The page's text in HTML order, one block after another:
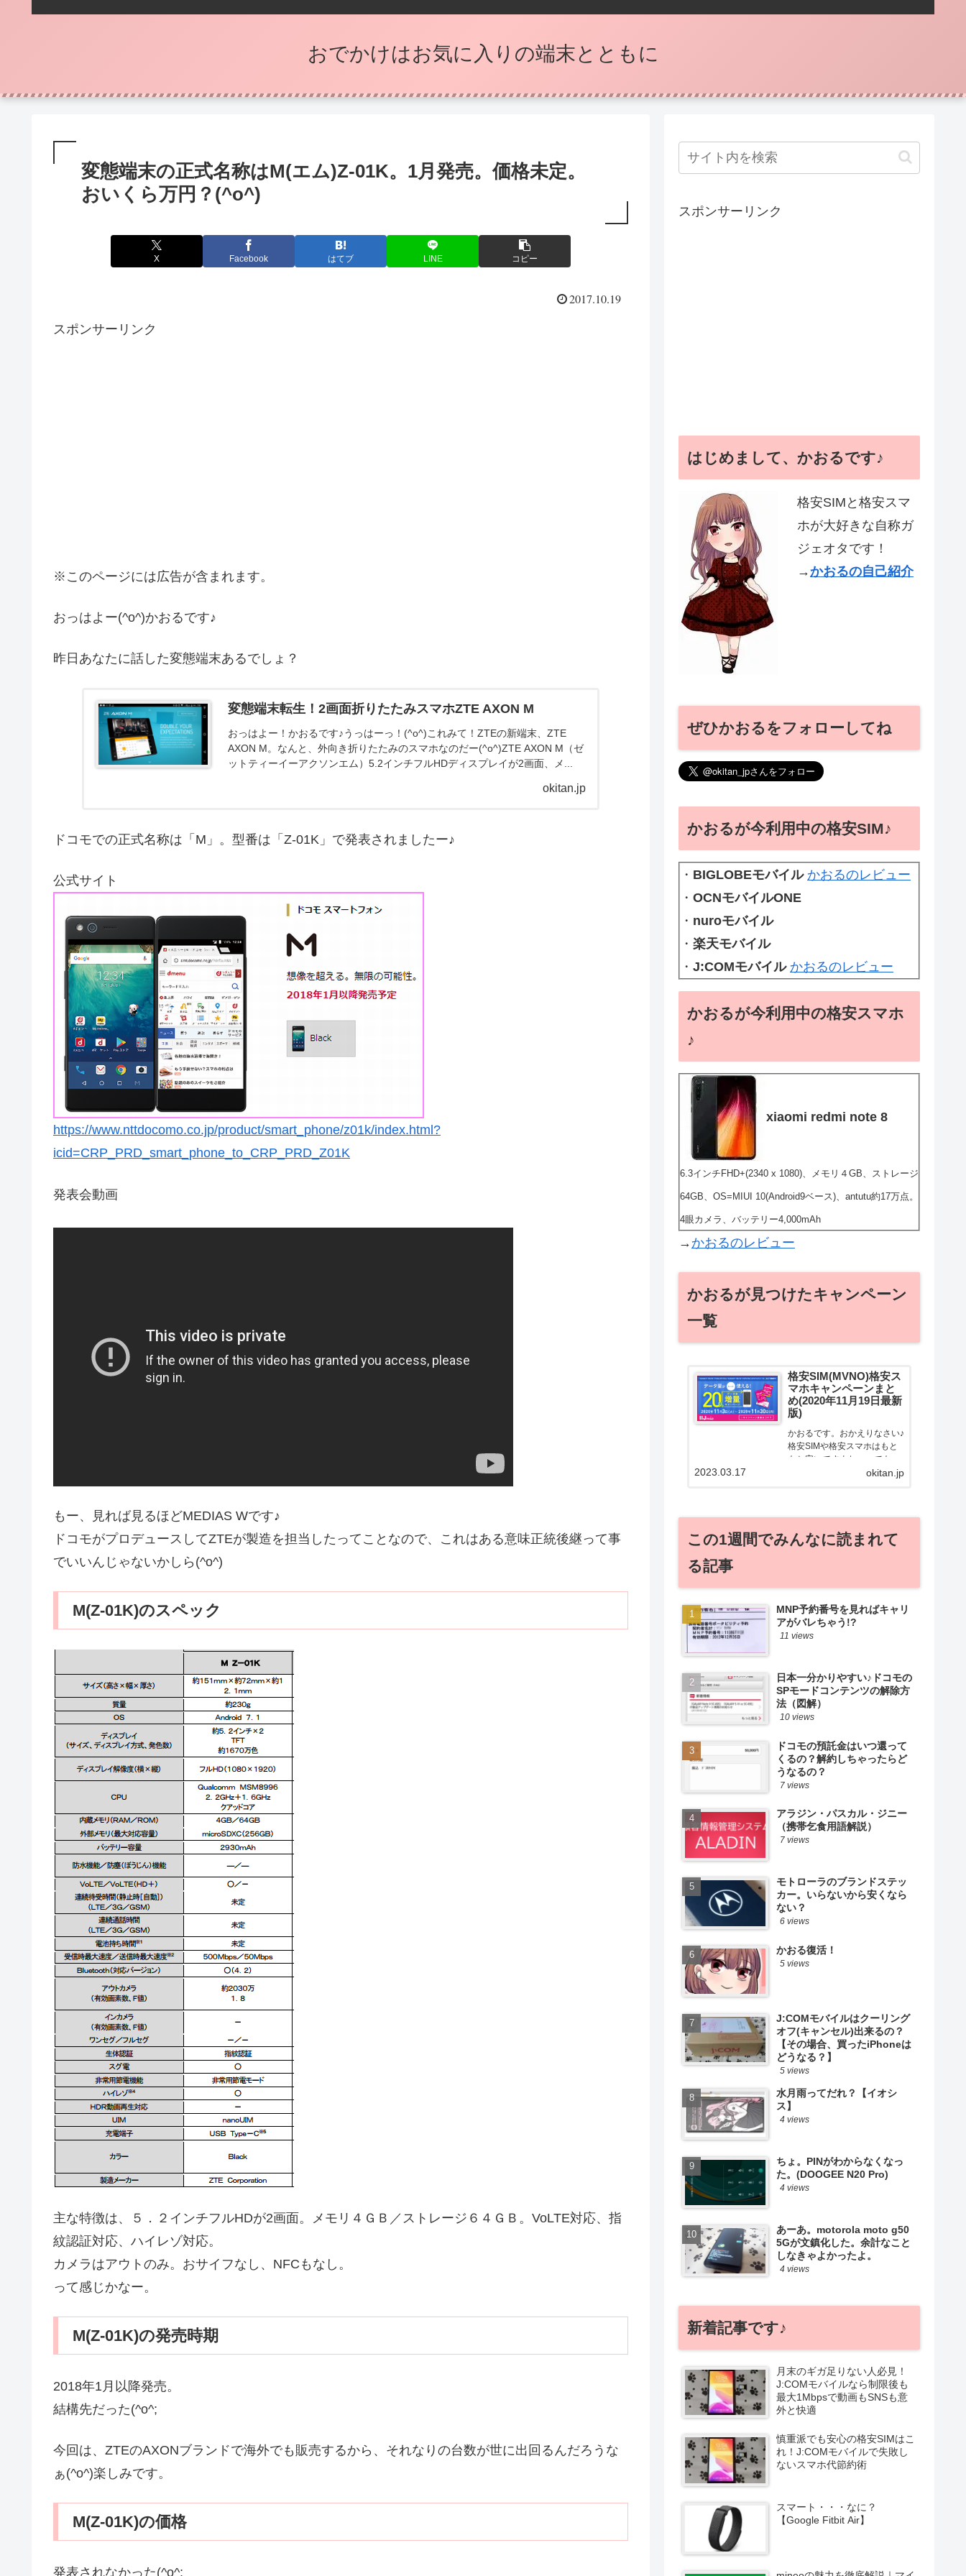
おでかけはお気に入りの端末とともに
変態端末の正式名称はM(エム)Z-01K。1月発売。価格未定。
おいくら万円？(^o^)
X Facebook はてブ LINE コピー
2017.10.19
スポンサーリンク
※このページには広告が含まれます。
おっはよー(^o^)かおるです♪
昨日あなたに話した変態端末あるでしょ？
変態端末転生！2画面折りたたみスマホZTE AXON M
おっはよー！かおるです♪うっはーっ！(^o^)これみて！ZTEの新端末、ZTE
AXON M。なんと、外向き折りたたみのスマホなのだー(^o^)ZTE AXON M（ゼ
ットティーイーアクソンエム）5.2インチフルHDディスプレイが2画面、メ...
okitan.jp
ドコモでの正式名称は「M」。型番は「Z-01K」で発表されましたー♪
公式サイト
https://www.nttdocomo.co.jp/product/smart_phone/z01k/index.html?
icid=CRP_PRD_smart_phone_to_CRP_PRD_Z01K
発表会動画
もー、見れば見るほどMEDIAS Wです♪
ドコモがプロデュースしてZTEが製造を担当したってことなので、これはある意味正統後継って事
でいいんじゃないかしら(^o^)
M(Z-01K)のスペック
主な特徴は、５．２インチフルHDが2画面。メモリ４ＧＢ／ストレージ６４ＧＢ。VoLTE対応、指
紋認証対応、ハイレゾ対応。
カメラはアウトのみ。おサイフなし、NFCもなし。
って感じかなー。
M(Z-01K)の発売時期
2018年1月以降発売。
結構先だった(^o^;
今回は、ZTEのAXONブランドで海外でも販売するから、それなりの台数が世に出回るんだろうな
ぁ(^o^)楽しみです。
M(Z-01K)の価格
発表されなかった(^o^;
スポンサーリンク
はじめまして、かおるです♪
格安SIMと格安スマ
ホが大好きな自称ガ
ジェオタです！
→かおるの自己紹介
ぜひかおるをフォローしてね
かおるが今利用中の格安SIM♪
・ BIGLOBEモバイル かおるのレビュー
・ OCNモバイルONE
・ nuroモバイル
・ 楽天モバイル
・ J:COMモバイル かおるのレビュー
かおるが今利用中の格安スマホ
♪
xiaomi redmi note 8
6.3インチFHD+(2340 x 1080)、メモリ４GB、ストレージ
64GB、OS=MIUI 10(Android9ベース)、antutu約17万点。
4眼カメラ、バッテリー4,000mAh
→かおるのレビュー
かおるが見つけたキャンペーン
一覧
格安SIM(MVNO)格安ス
マホキャンペーンまと
め(2020年11月19日最新
版)
かおるです。おかえりなさい♪
格安SIMや格安スマホはもと
もと安いですよねー。でも！
どうせ契約するなら安くお得
かおるが調べた案件をこっ
そ...
okitan.jp
2023.03.17
この1週間でみんなに読まれて
る記事
MNP予約番号を見ればキャリ
アがバレちゃう!?
11 views
日本一分かりやすい♪ドコモの
SPモードコンテンツの解除方
法（図解）
10 views
ドコモの預託金はいつ還って
くるの？解約しちゃったらど
うなるの？
7 views
アラジン・パスカル・ジニー
（携帯乞食用語解説）
7 views
モトローラのブランドステッ
カー。いらないから安くなら
ない？
6 views
かおる復活！
5 views
J:COMモバイルはクーリング
オフ(キャンセル)出来るの？
【その場合、買ったiPhoneは
どうなる？】
5 views
水月雨ってだれ？【イオシ
ス】
4 views
ちょ。PINがわからなくなっ
た。(DOOGEE N20 Pro)
4 views
あーあ。motorola moto g50
5Gが文鎮化した。余計なこと
しなきゃよかったよ。
4 views
新着記事です♪
月末のギガ足りない人必見！
J:COMモバイルなら制限後も
最大1Mbpsで動画もSNSも意
外と快適
慎重派でも安心の格安SIMはこ
れ！J:COMモバイルで失敗し
ないスマホ代節約術
スマート・・・なに？
【Google Fitbit Air】